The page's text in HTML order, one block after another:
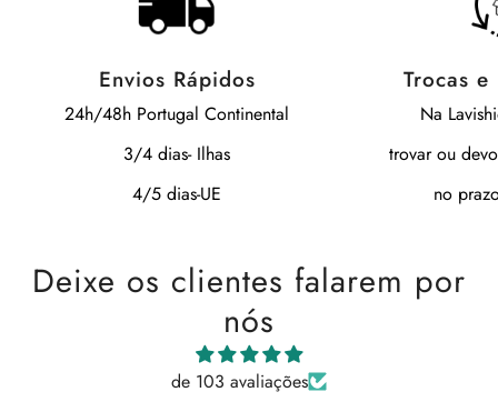
Envios Rápidos
24h/48h Portugal Continental
3/4 dias- Ilhas
4/5 dias-UE
Trocas
Na
trovar ou
no
Deixe os clientes falarem por
nós
de 103 avaliações